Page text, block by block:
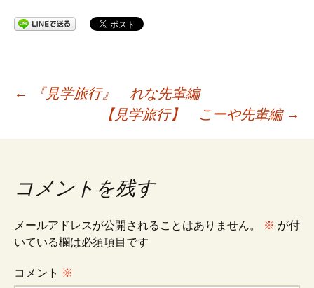
投
稿
ナ
ビ
ゲ
←
『見学旅行』 れな先輩編
【見学旅行】 こーや先輩編 →
コメントを残す
メールアドレスが公開されることはありません。 ※ が付
いている欄は必須項目です
コメント ※